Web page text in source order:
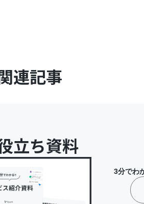
連記事
立ち資料
3分でわ